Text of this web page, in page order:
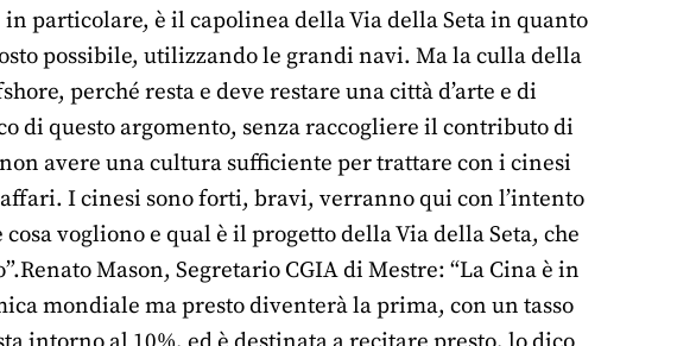
particolare, è il capolinea della Via della Seta in quanto
possibile, utilizzando le grandi navi. Ma la culla della
perché resta e deve restare una città d’arte e di
di questo argomento, senza raccogliere il contributo di
avere una cultura sufficiente per trattare con i cinesi
I cinesi sono forti, bravi, verranno qui con l’intento
vogliono e qual è il progetto della Via della Seta, che
Mason, Segretario CGIA di Mestre: “La Cina è in
mondiale ma presto diventerà la prima, con un tasso